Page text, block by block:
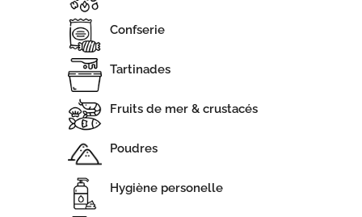
Confserie
Tartinades
Fruits de mer & crustacés
Poudres
Hygiène personelle